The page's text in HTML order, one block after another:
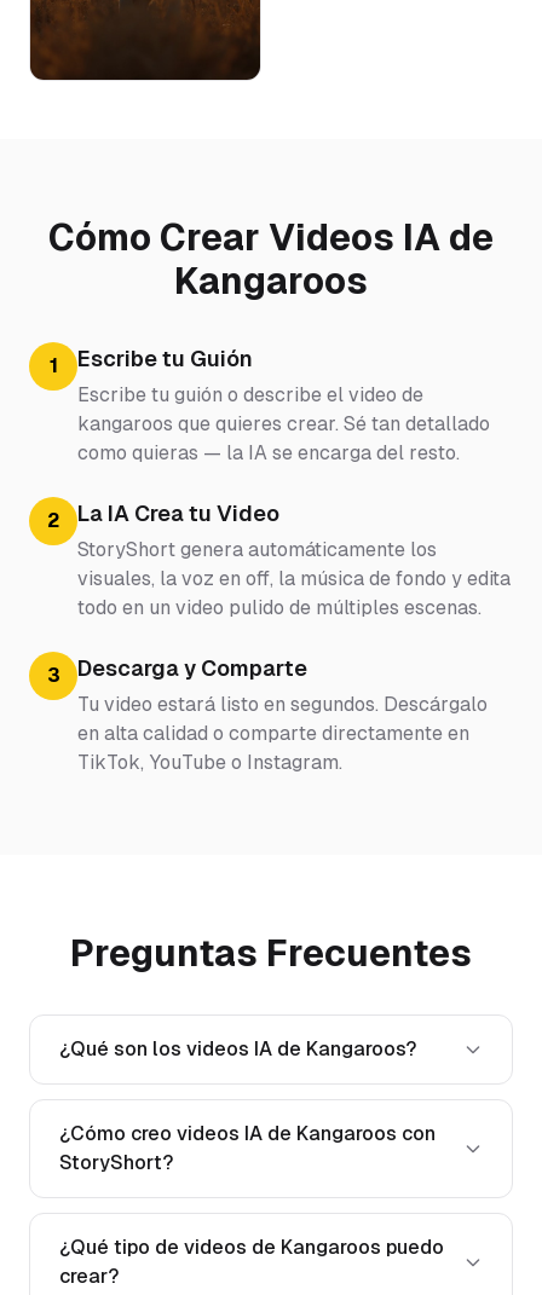
Cómo Crear Videos IA de
Kangaroos
1 Escribe tu Guión
Escribe tu guión o describe el video de
kangaroos que quieres crear. Sé tan detallado
como quieras — la IA se encarga del resto.
2 La IA Crea tu Video
StoryShort genera automáticamente los
visuales, la voz en off, la música de fondo y edita
todo en un video pulido de múltiples escenas.
3 Descarga y Comparte
Tu video estará listo en segundos. Descárgalo
en alta calidad o comparte directamente en
TikTok, YouTube o Instagram.
Preguntas Frecuentes
¿Qué son los videos IA de Kangaroos?
¿Cómo creo videos IA de Kangaroos con
StoryShort?
¿Qué tipo de videos de Kangaroos puedo
crear?